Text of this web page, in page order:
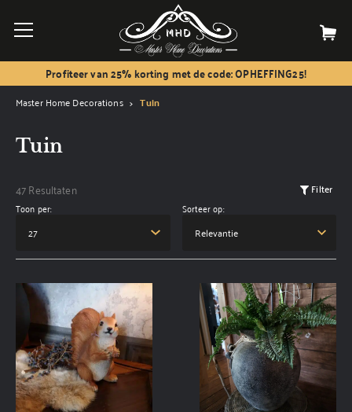
Profiteer van 25% korting met de code: OPHEFFING25!
Master Home Decorations Tuin
Tuin
47 Resultaten
Filter
Toon per:
Sorteer op: